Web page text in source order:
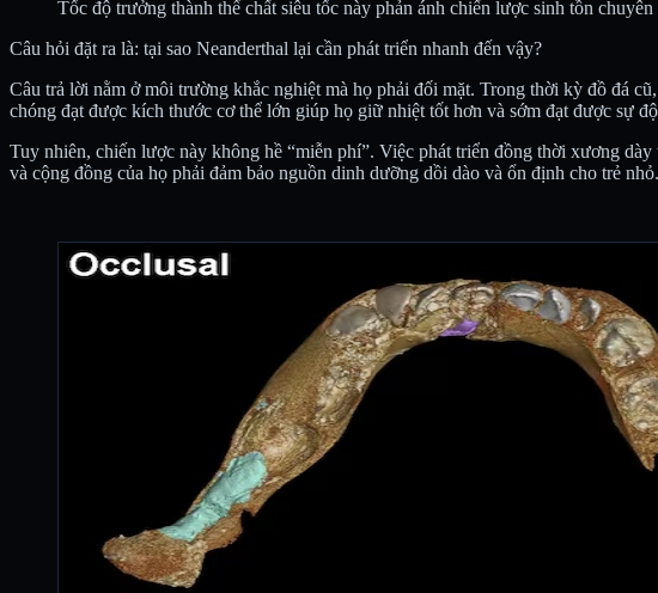
Tốc độ trưởng thành thể chất siêu tốc này phản ánh chiến lược sinh tồn
Câu hỏi đặt ra là: tại sao Neanderthal lại cần phát triển nhanh đến vậy?
Câu trả lời nằm ở môi trường khắc nghiệt mà họ phải đối mặt. Trong thời kỳ đồ đá
chóng đạt được kích thước cơ thể lớn giúp họ giữ nhiệt tốt hơn và sớm đạt được sự
Tuy nhiên, chiến lược này không hề “miễn phí”. Việc phát triển đồng thời xương
và cộng đồng của họ phải đảm bảo nguồn dinh dưỡng dồi dào và ổn định cho trẻ nhỏ.